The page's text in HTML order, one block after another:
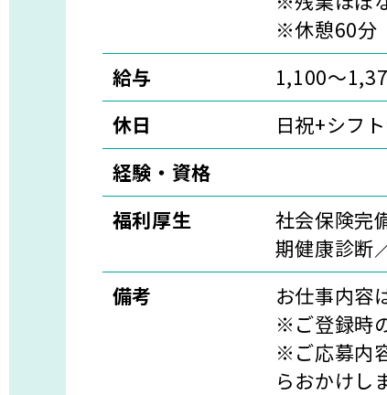
※休憩60分
給与
1,100〜
休日
日祝+シフ
経験・資格
福利厚生
社会保険完
期健康診断
備考
お仕事内容
※ご登録時
※ご応募内
らおかけし